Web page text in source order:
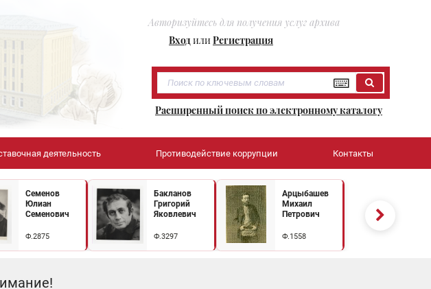
Авторизуйтесь для получения услуг архива
ВходилиРегистрация
Расширенный поиск по электронному каталогу
деятельность Противодействие коррупции Контакты
Семенов
Юлиан
Семенович
Ф.2875
Бакланов
Григорий
Яковлевич
Ф.3297
Арцыбашев
Михаил
Петрович
Ф.1558